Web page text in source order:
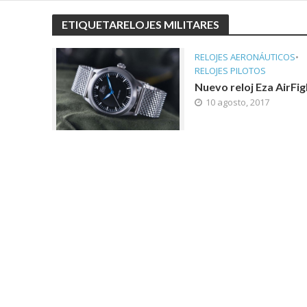
ETIQUETARELOJES MILITARES
RELOJES AERONÁUTICOS•
RELOJES PILOTOS
Nuevo reloj Eza
10 agosto, 2017